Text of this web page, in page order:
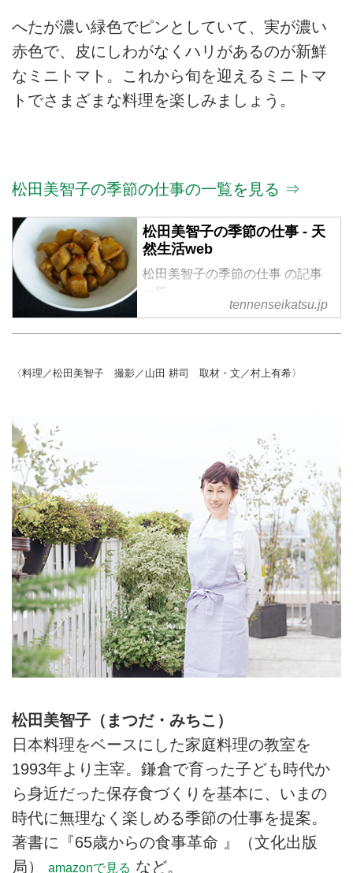
へたが濃い緑色でピンとしていて、実が濃い
赤色で、皮にしわがなくハリがあるのが新鮮
なミニトマト。これから旬を迎えるミニトマ
トでさまざまな料理を楽しみましょう。
松田美智子の季節の仕事の一覧を見る ⇒
松田美智子の季節の仕事 - 天
然生活web
松田美智子の季節の仕事 の記事
一覧
tennenseikatsu.jp
〈料理／松田美智子 撮影／山田 耕司 取材・文／村上有希〉
松田美智子（まつだ・みちこ）
日本料理をベースにした家庭料理の教室を
1993年より主宰。鎌倉で育った子ども時代か
ら身近だった保存食づくりを基本に、いまの
時代に無理なく楽しめる季節の仕事を提案。
著書に『65歳からの食事革命 』（文化出版
局）
amazonで見る など。